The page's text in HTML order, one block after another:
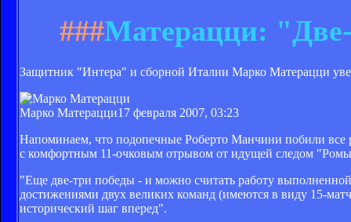
###Матерацци:
Защитник "Интера" и сборной Италии Марко Матерацци
Марко Матерацци17 февраля 2007, 03:23
Напоминаем, что подопечные Роберто Манчини побили все
с комфортным 11-очковым отрывом от идущей следом
"Еще две-три победы - и можно считать работу
достижениями двух великих команд (имеются в виду 15-
исторический шаг вперед".